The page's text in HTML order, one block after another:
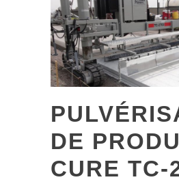
DE
CURE TC-